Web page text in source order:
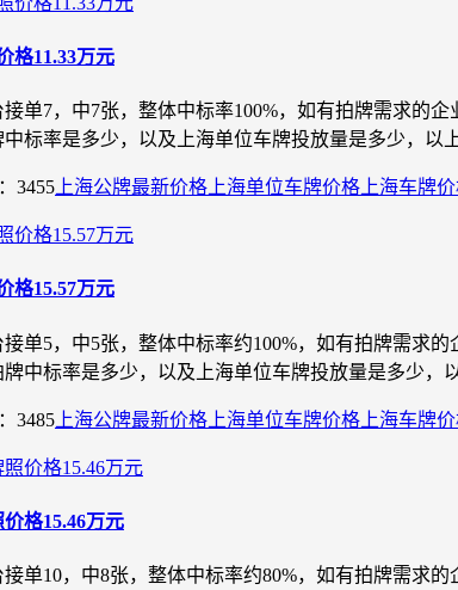
格11.33万元
单7，中7张，整体中标率100%，如有拍牌需求的
标率是多少，以及上海单位车牌投放量是多少，以
3455 上海公牌最新价格 上海单位车牌价格 上海车牌
格15.57万元
单5，中5张，整体中标率约100%，如有拍牌需求
中标率是多少，以及上海单位车牌投放量是多少，
3485 上海公牌最新价格 上海单位车牌价格 上海车牌
格15.46万元
单10，中8张，整体中标率约80%，如有拍牌需求